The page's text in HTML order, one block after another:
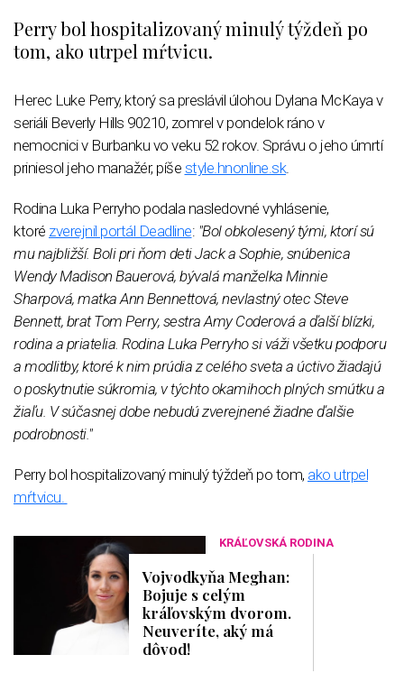
Perry bol hospitalizovaný minulý týždeň po
tom, ako utrpel mŕtvicu.
Herec Luke Perry, ktorý sa preslávil úlohou Dylana McKaya v
seriáli Beverly Hills 90210, zomrel v pondelok ráno v
nemocnici v Burbanku vo veku 52 rokov. Správu o jeho úmrtí
priniesol jeho manažér, píše style.hnonline.sk.
Rodina Luka Perryho podala nasledovné vyhlásenie,
ktoré zverejnil portál Deadline: "Bol obkolesený tými, ktorí sú
mu najbližší. Boli pri ňom deti Jack a Sophie, snúbenica
Wendy Madison Bauerová, bývalá manželka Minnie
Sharpová, matka Ann Bennettová, nevlastný otec Steve
Bennett, brat Tom Perry, sestra Amy Coderová a ďalší blízki,
rodina a priatelia. Rodina Luka Perryho si váži všetku podporu
a modlitby, ktoré k nim prúdia z celého sveta a úctivo žiadajú
o poskytnutie súkromia, v týchto okamihoch plných smútku a
žiaľu. V súčasnej dobe nebudú zverejnené žiadne ďalšie
podrobnosti."
Perry bol hospitalizovaný minulý týždeň po tom, ako utrpel
mŕtvicu.
KRÁĽOVSKÁ RODINA
Vojvodkyňa Meghan:
Bojuje s celým
kráľovským dvorom.
Neuveríte, aký má
dôvod!